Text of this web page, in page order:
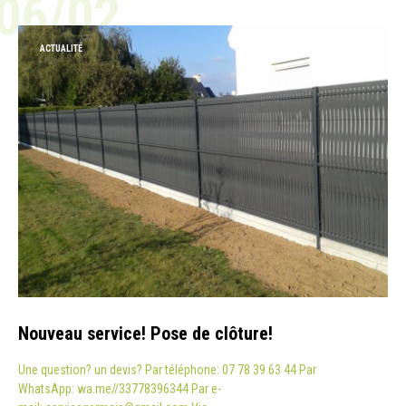
02
ACTUALITÉ
Nouveau service! Pose de clôture!
Une question? un devis? Par téléphone: 07 78 39 63 44 Par
WhatsApp: wa.me//33778396344 Par e-